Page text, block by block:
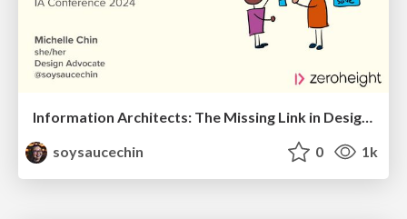
Information Architects: The Missing Link in Design Systems
soysaucechin
0 1k